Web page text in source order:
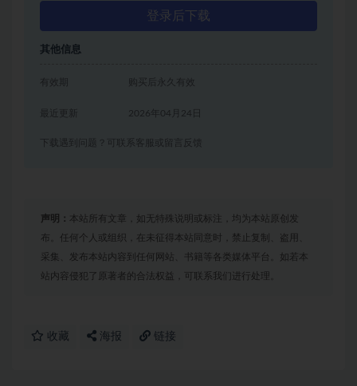
登录后下载
其他信息
有效期 购买后永久有效
2026年04月24日
下载遇到问题？可联系客服或留言反馈
声明： 本站所有文章，如无特殊说明或标注，均为本站原创发
布。任何个人或组织，在未征得本站同意时，禁止复制、盗用、
采集、发布本站内容到任何网站、书籍等各类媒体平台。如若本
站内容侵犯了原著者的合法权益，可联系我们进行处理。
收藏 海报 链接